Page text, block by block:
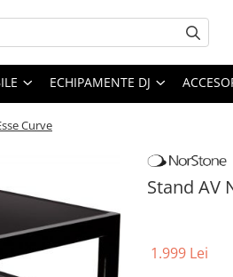
ECHIPAMENTE DJ
Curve
Stand AV
1.999 Lei